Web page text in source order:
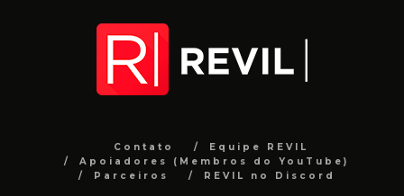
Contato
Equipe REVIL
Apoiadores (Membros do YouTube)
Parceiros
REVIL no Discord